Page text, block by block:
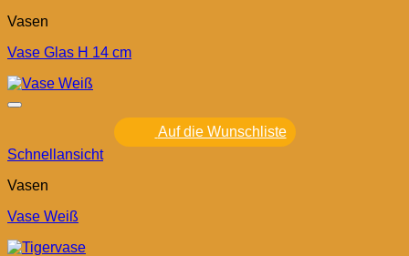
Vasen
Vase Glas H 14 cm
Auf die Wunschliste
Schnellansicht
Vasen
Vase Weiß